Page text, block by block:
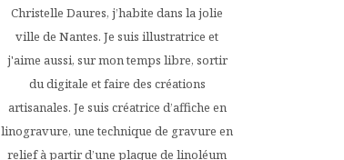
Christelle Daures, j’habite dans la jolie
ville de Nantes. Je suis illustratrice et
j'aime aussi, sur mon temps libre, sortir
du digitale et faire des créations
artisanales. Je suis créatrice d’affiche en
linogravure, une technique de gravure en
relief à partir d’une plaque de linoléum